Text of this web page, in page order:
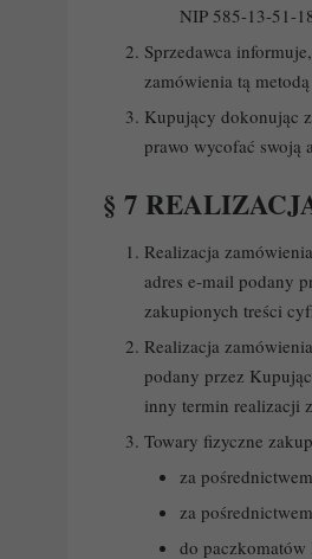
NIP 585-13-51-
Sprzedawca
zamówienia tą
Kupujący dokonując
prawo wycofać swoją
§ 7
Realizacja
adres e-mail podany
zakupionych treści
Realizacja
podany przez
inny termin realizacji
Towary fizyczne
za
za
do paczkomatów